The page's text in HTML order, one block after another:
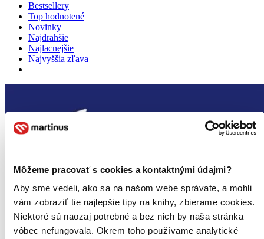
Môžeme pracovať s cookies a kontaktnými údajmi?
Aby sme vedeli, ako sa na našom webe správate, a mohli
vám zobraziť tie najlepšie tipy na knihy, zbierame cookies.
Niektoré sú naozaj potrebné a bez nich by naša stránka
vôbec nefungovala. Okrem toho používame analytické
Bestsellery
Top hodnotené
Novinky
Najdrahšie
Najlacnejšie
Najvyššia zľava